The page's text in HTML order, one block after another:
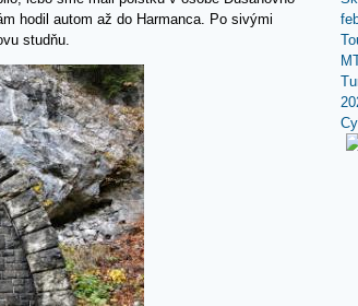
hodil autom až do Harmanca. Po sivými
studňu.